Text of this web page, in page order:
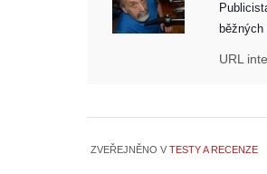
URL
ZVEŘEJNĚNO V TESTY A RECENZE